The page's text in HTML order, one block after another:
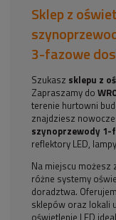
Sklep z
3-fazowe
Szukasz sklepu z
Zapraszamy do
terenie hurtowni
znajdziesz
szynoprzewody 1-
reflektory LED,
Na miejscu możesz
różne systemy
doradztwa.
sklepów oraz lokali